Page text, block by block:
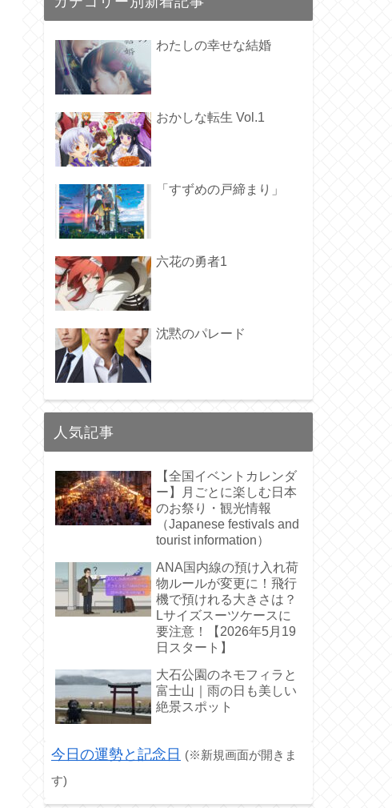
わたしの幸せな結婚
おかしな転生 Vol.1
「すずめの戸締まり」
六花の勇者1
沈黙のパレード
人気記事
【全国イベントカレンダ
ー】月ごとに楽しむ日本
のお祭り・観光情報
（Japanese festivals and
tourist information）
ANA国内線の預け入れ荷
物ルールが変更に！飛行
機で預けれる大きさは？
Lサイズスーツケースに
要注意！【2026年5月19
日スタート】
大石公園のネモフィラと
富士山｜雨の日も美しい
絶景スポット
今日の運勢と記念日 (※新規画面が開きま
す)